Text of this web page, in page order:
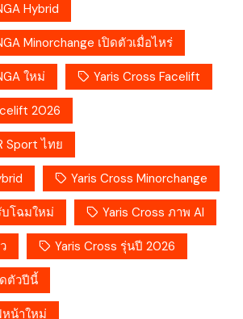
Hybrid
Minorchange เปิดตัวเมื่อไหร่
ใหม่ Yaris Cross Facelift
2026
Sport ไทย
Yaris Cross Minorchange
บโฉมใหม่ Yaris Cross ภาพ AI
Yaris Cross รุ่นปี 2026
ดตัวปีนี้
หน้าใหม่